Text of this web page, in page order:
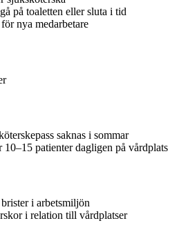
på toaletten eller sluta i tid
nya medarbetare
saknas i sommar
10–15 patienter dagligen på vårdplats
i arbetsmiljön
i relation till vårdplatser